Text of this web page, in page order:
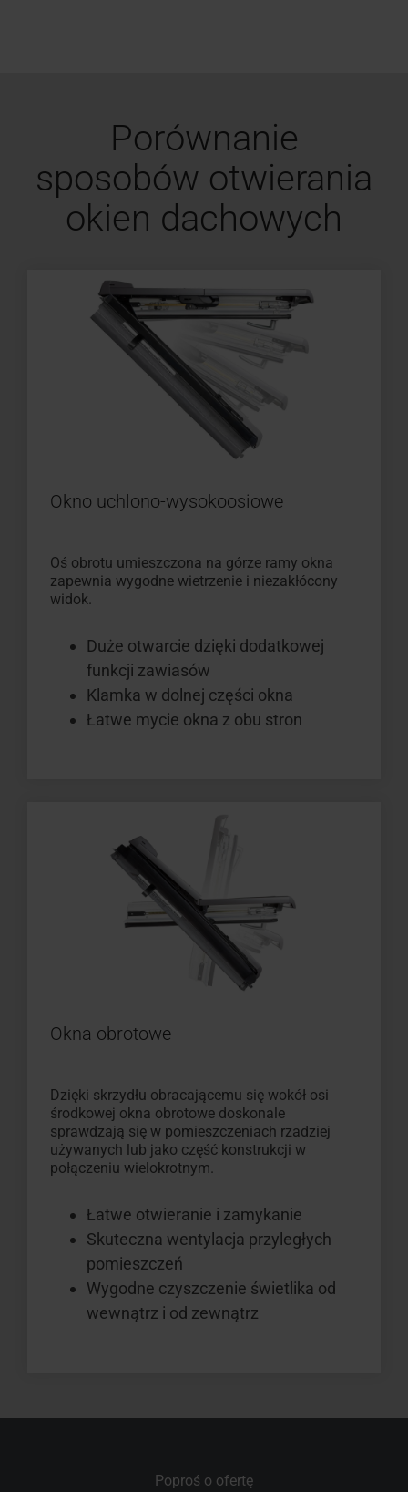
Porównanie
sposobów otwierania
okien dachowych
Okno uchlono-wysokoosiowe
Oś obrotu umieszczona na górze ramy okna
zapewnia wygodne wietrzenie i niezakłócony
widok.
Duże otwarcie dzięki dodatkowej
funkcji zawiasów
Klamka w dolnej części okna
Łatwe mycie okna z obu stron
Okna obrotowe
Dzięki skrzydłu obracającemu się wokół osi
środkowej okna obrotowe doskonale
sprawdzają się w pomieszczeniach rzadziej
używanych lub jako część konstrukcji w
połączeniu wielokrotnym.
Łatwe otwieranie i zamykanie
Skuteczna wentylacja przyległych
pomieszczeń
Wygodne czyszczenie świetlika od
wewnątrz i od zewnątrz
Poproś o ofertę